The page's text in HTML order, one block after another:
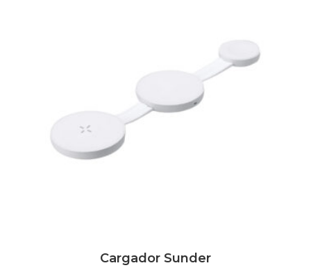
Cargador Sunder